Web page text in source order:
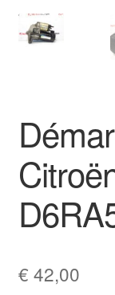
Politique de
Procédure de
€ 42,00